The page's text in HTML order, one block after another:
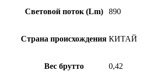
Световой поток (Lm) 890
Страна происхождения КИТАЙ
Вес брутто 0,42